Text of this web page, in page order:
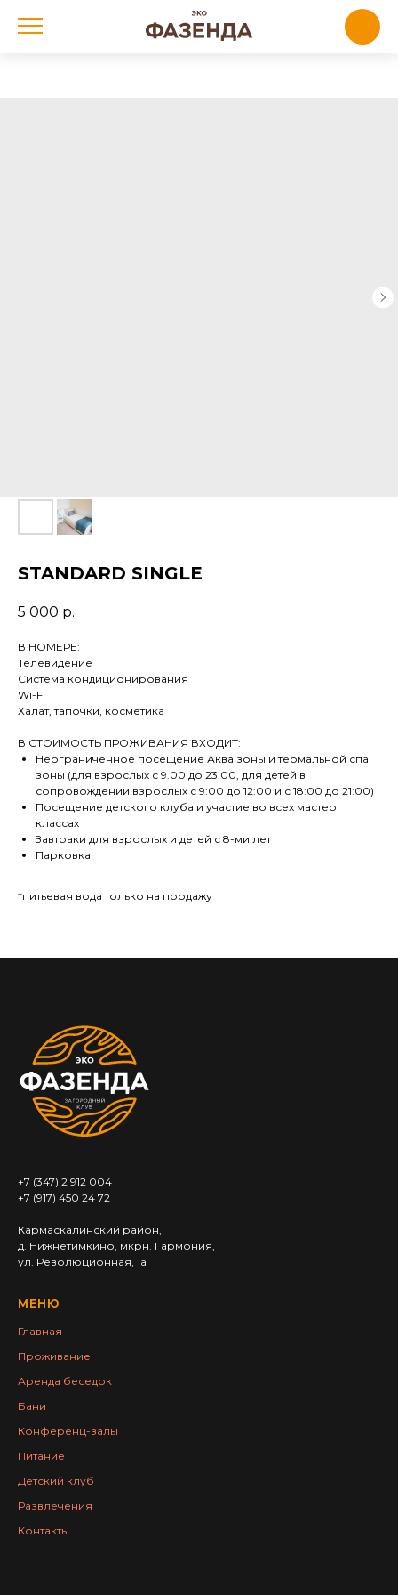
STANDARD SINGLE
5 000 р.
В НОМЕРЕ:
Телевидение
Система кондиционирования
Wi-Fi
Халат, тапочки, косметика
В СТОИМОСТЬ ПРОЖИВАНИЯ ВХОДИТ:
Неограниченное посещение Аква зоны и термальной спа
зоны (для взрослых с 9.00 до 23.00, для детей в
сопровождении взрослых с 9:00 до 12:00 и с 18:00 до 21:00)
Посещение детского клуба и участие во всех мастер
классах
Завтраки для взрослых и детей с 8-ми лет
Парковка
*питьевая вода только на продажу
+7 (347) 2 912 004
+7 (917) 450 24 72
Кармаскалинский район,
д. Нижнетимкино, мкрн. Гармония,
ул. Революционная, 1а
МЕНЮ
Главная
Проживание
Аренда беседок
Бани
Конференц-залы
Питание
Детский клуб
Раз влечения
Контакты